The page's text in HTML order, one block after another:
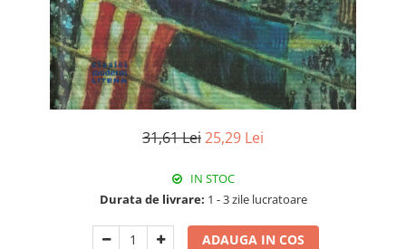
31,61 Lei25,29 Lei
IN STOC
Durata de livrare: 1 - 3 zile lucratoare
ADAUGA IN COS